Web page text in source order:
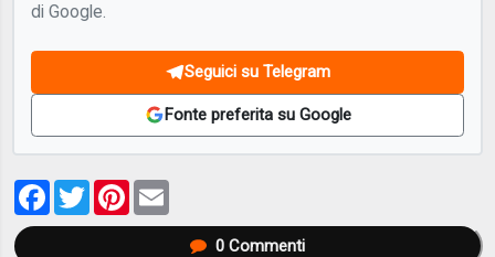
di Google.
Seguici su Telegram
Fonte preferita su Google
Facebook
TwitterPinterest
0Commenti